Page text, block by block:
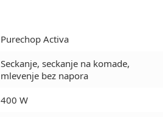
Purechop Activa
Seckanje, seckanje na komade,
mlevenje bez napora
400 W